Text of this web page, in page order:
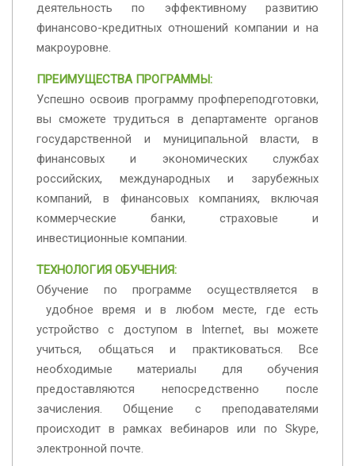
деятельность по эффективному развитию
финансово-кредитных отношений компании и на
макроуровне.
ПРЕИМУЩЕСТВА ПРОГРАММЫ:
Успешно освоив программу профпереподготовки,
вы сможете трудиться в департаменте органов
государственной и муниципальной власти, в
финансовых и экономических службах
российских, международных и зарубежных
компаний, в финансовых компаниях, включая
коммерческие банки, страховые и
инвестиционные компании.
ТЕХНОЛОГИЯ ОБУЧЕНИЯ:
Обучение по программе осуществляется в
удобное время и в любом месте, где есть
устройство с доступом в Internet, вы можете
учиться, общаться и практиковаться. Все
необходимые материалы для обучения
предоставляются непосредственно после
зачисления. Общение с преподавателями
происходит в рамках вебинаров или по Skype,
электронной почте.